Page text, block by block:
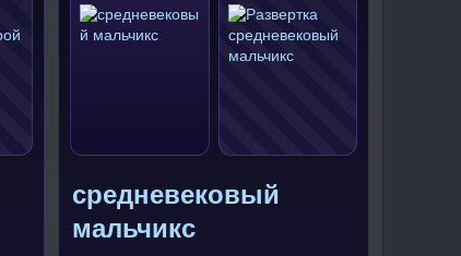
средневековый
мальчикс